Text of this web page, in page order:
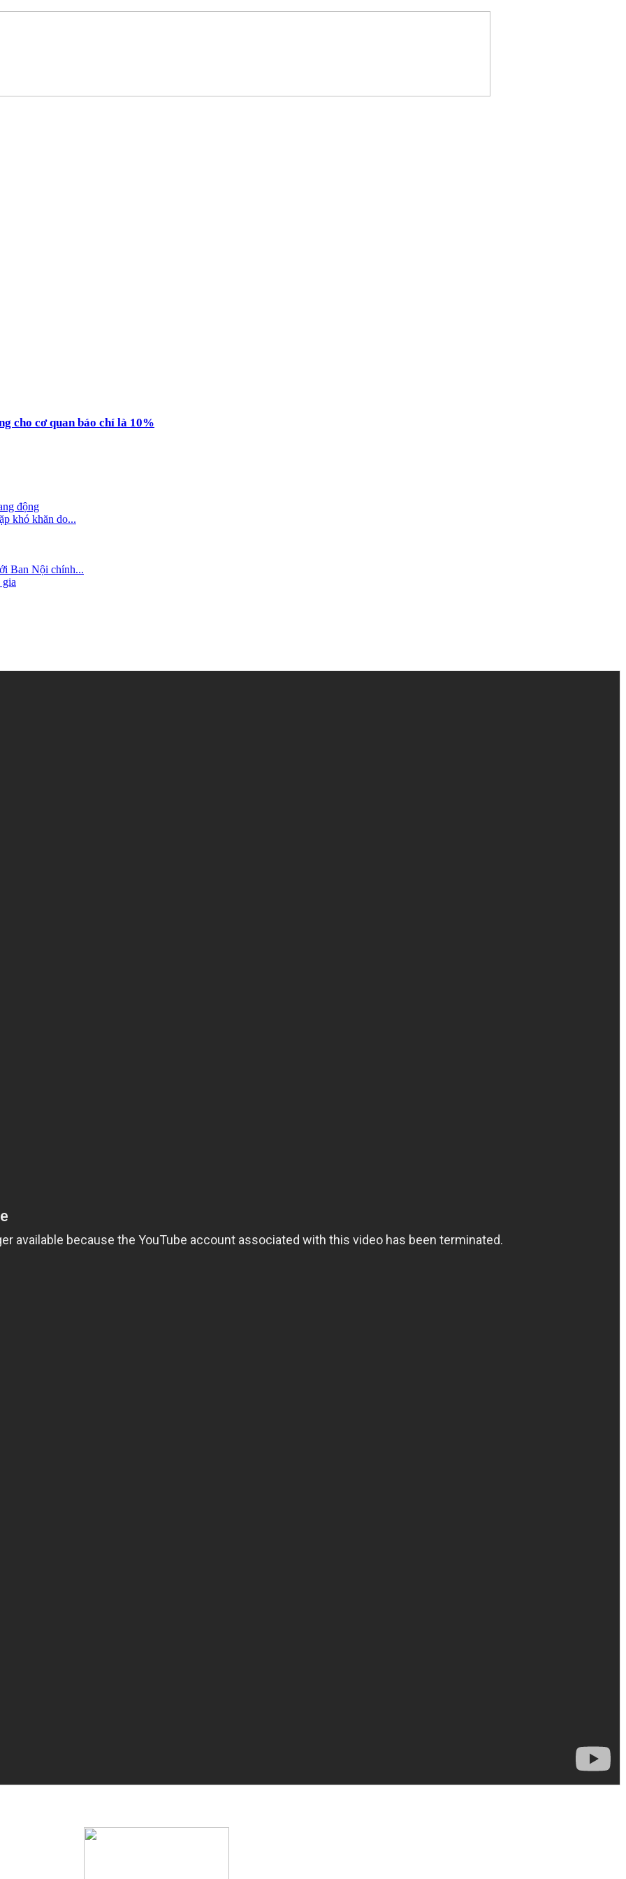
cho cơ quan báo chí là 10%
động
khó khăn do...
Ban Nội chính...
gia